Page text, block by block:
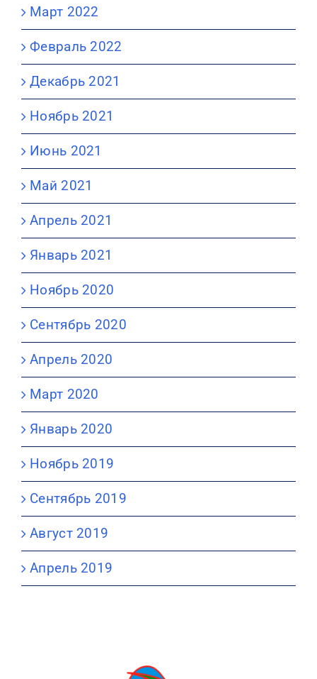
Март 2022
Февраль 2022
Декабрь 2021
Ноябрь 2021
Июнь 2021
Май 2021
Апрель 2021
Январь 2021
Ноябрь 2020
Сентябрь 2020
Апрель 2020
Март 2020
Январь 2020
Ноябрь 2019
Сентябрь 2019
Август 2019
Апрель 2019